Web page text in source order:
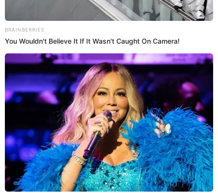
Viviana Regalado
elpopular.pe
elpopular.pe
04 Jun 2026 | 12:52 h
Actualizado04 Jun 2026 | 12:52 h